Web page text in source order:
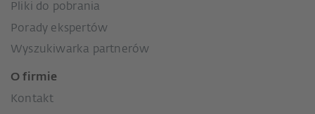
Pliki do pobrania
Porady ekspertów
Wyszukiwarka partnerów
O firmie
Kontakt